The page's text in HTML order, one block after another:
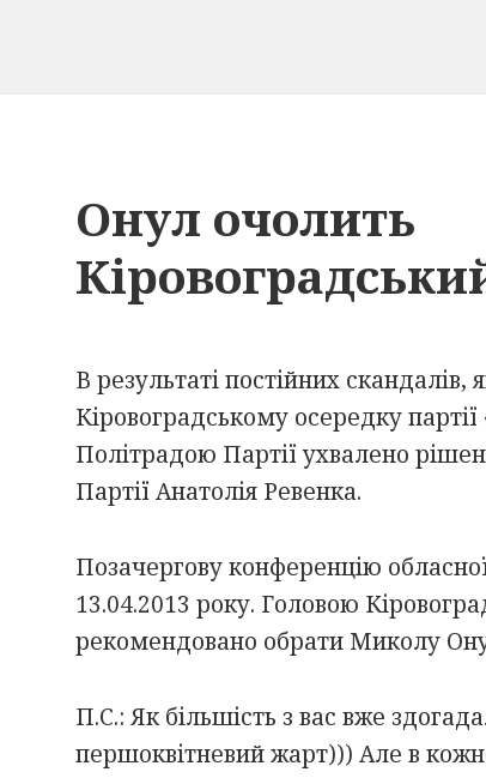
Онул очолить
В результаті постійних скандалів,
Кіровоградському осередку
Політрадою Партії ухвалено
Партії Анатолія Ревенка.
Позачергову конференцію
13.04.2013 року. Головою
рекомендовано обрати Миколу
П.С.: Як більшість з вас вже
першоквітневий жарт))) Але в